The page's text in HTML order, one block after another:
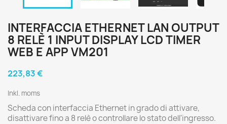
INTERFACCIA ETHERNET LAN OUTPUT
8 RELÈ 1 INPUT DISPLAY LCD TIMER
WEB E APP VM201
223,83 €
Inkl. moms
Scheda con interfaccia Ethernet in grado di attivare,
disattivare fino a 8 relè o controllare lo stato dell'ingresso.